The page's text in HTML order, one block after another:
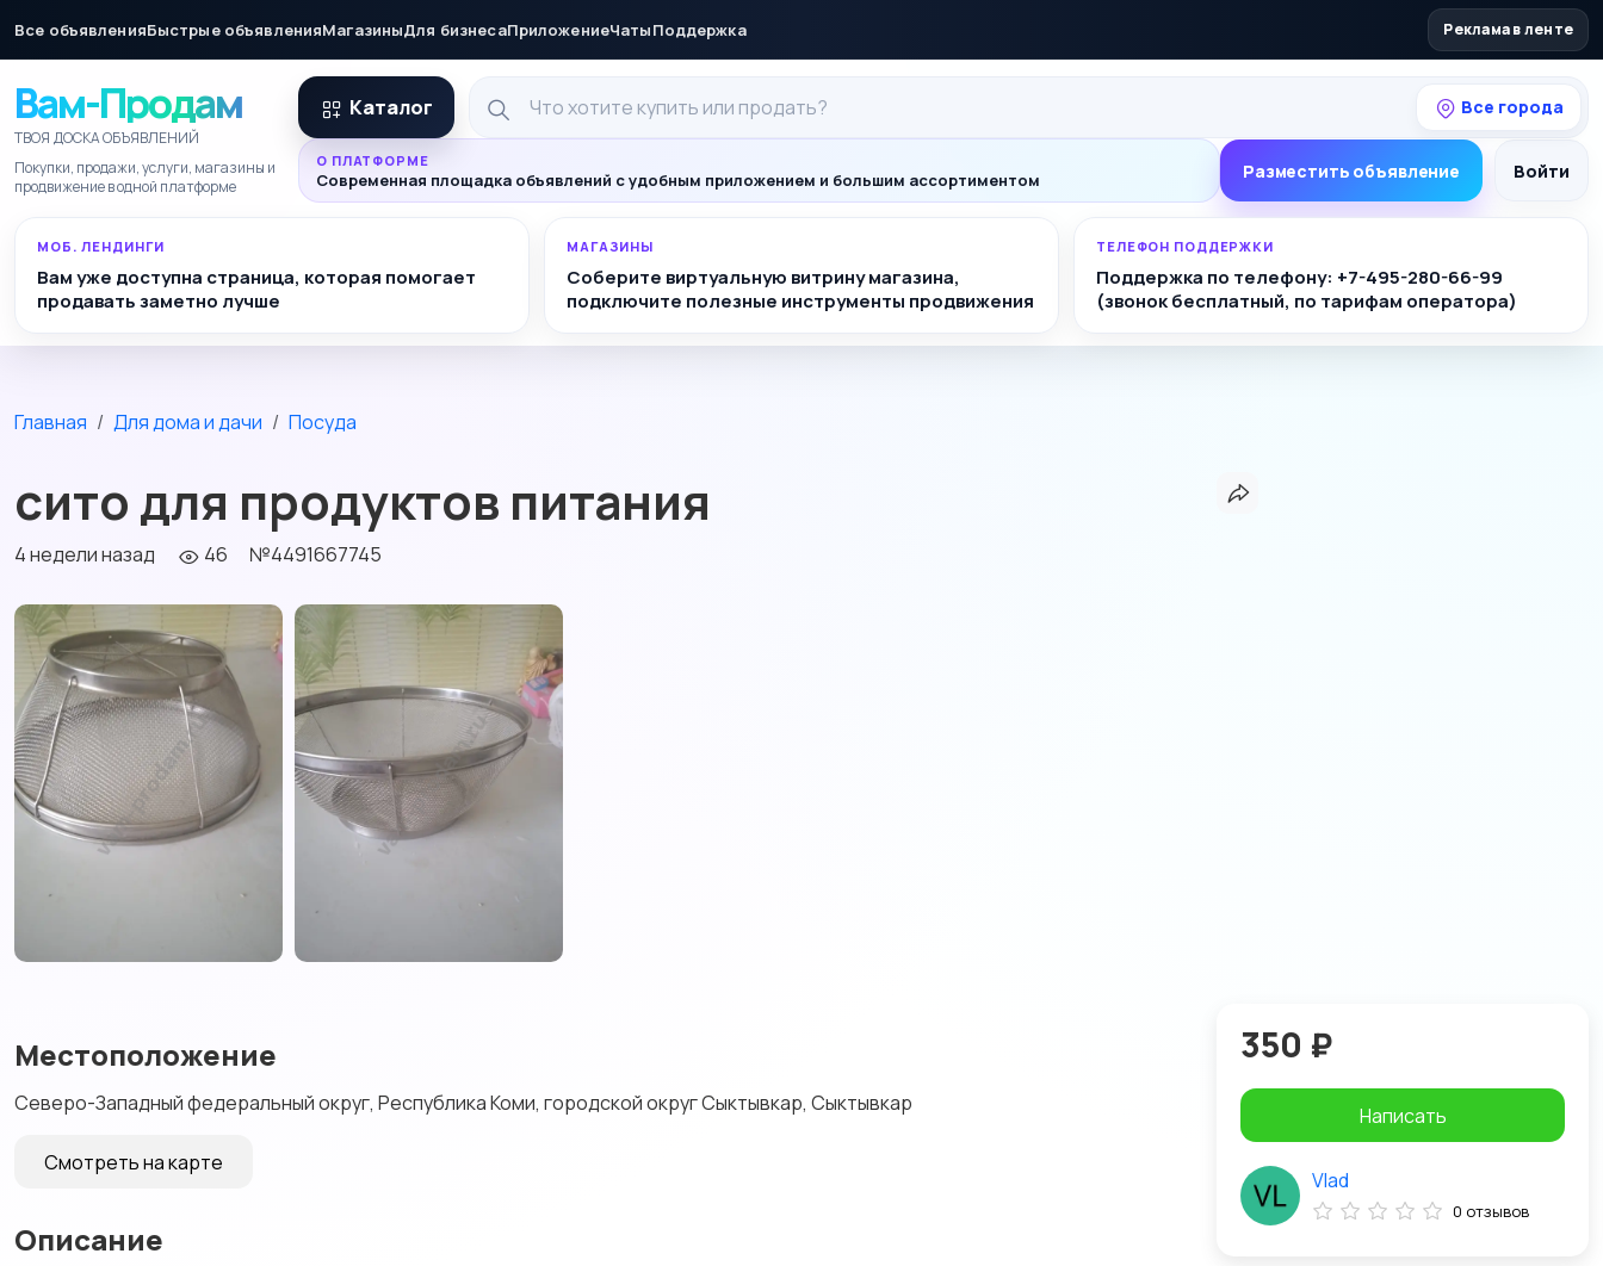
Все объявленияБыстрые объявленияМагазиныДля бизнесаПриложениеЧатыПоддержка Реклама в ленте
Вам-Продам
ТВОЯ ДОСКА ОБЪЯВЛЕНИЙ
Покупки, продажи, услуги, магазины и
продвижение в одной платформе
Каталог Все города
О ПЛАТФОРМЕ
Современная площадка объявлений с удобным приложением и большим ассортиментом Разместить объявление Войти
МОБ. ЛЕНДИНГИ
Вам уже доступна страница, которая помогает
продавать заметно лучше
МАГАЗИНЫ
Соберите виртуальную витрину магазина,
подключите полезные инструменты продвижения
ТЕЛЕФОН ПОДДЕРЖКИ
Поддержка по телефону: +7-495-280-66-99
(звонок бесплатный, по тарифам оператора)
Главная Для дома и дачи Посуда
сито для продуктов питания
4 недели назад 46 №4491667745
Местоположение
Северо-Западный федеральный округ, Республика Коми, городской округ Сыктывкар, Сыктывкар
Смотреть на карте
Описание
350 ₽
Написать
Vlad
0 отзывов